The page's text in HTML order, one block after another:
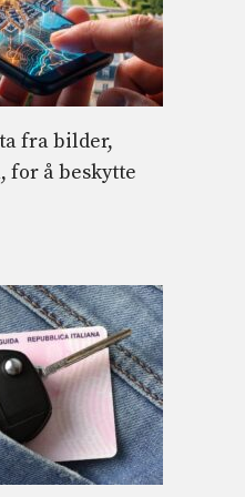
fra bilder,
for å beskytte